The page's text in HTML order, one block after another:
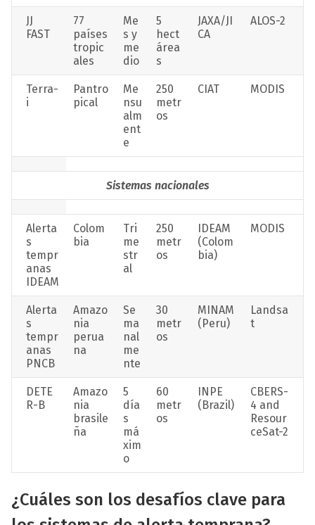
JJ
FAST
77
países
tropic
ales
Me
s y
me
dio
5
hect
área
s
JAXA/JI
CA
ALOS-2
Terra-
i
Pantro
pical
Me
nsu
alm
ent
e
250
metr
os
CIAT MODIS
Sistemas nacionales
Alerta
s
tempr
anas
IDEAM
Colom
bia
Tri
me
str
al
250
metr
os
IDEAM
(Colom
bia)
MODIS
Alerta
s
tempr
anas
PNCB
Amazo
nia
perua
na
Se
ma
nal
me
nte
30
metr
os
MINAM
(Peru)
Landsa
t
DETE
R-B
Amazo
nia
brasile
ña
5
día
s
má
xim
o
60
metr
os
INPE
(Brazil)
CBERS-
4 and
Resour
ceSat-2
¿Cuáles son los desafíos clave para